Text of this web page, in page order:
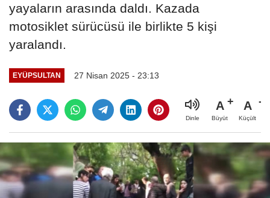
yayaların arasında daldı. Kazada
motosiklet sürücüsü ile birlikte 5 kişi
yaralandı.
EYÜPSULTAN 27 Nisan 2025 - 23:13
Dinle
A
Büyüt
A
Küçült